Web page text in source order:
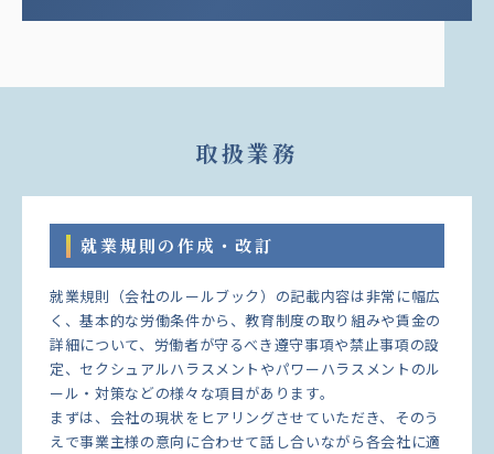
取扱業務
就業規則の作成・改訂
就業規則（会社のルールブック）の記載内容は非常に幅広
く、基本的な労働条件から、教育制度の取り組みや賃金の
詳細について、労働者が守るべき遵守事項や禁止事項の設
定、セクシュアルハラスメントやパワーハラスメントのル
ール・対策などの様々な項目があります。
まずは、会社の現状をヒアリングさせていただき、そのう
えで事業主様の意向に合わせて話し合いながら各会社に適